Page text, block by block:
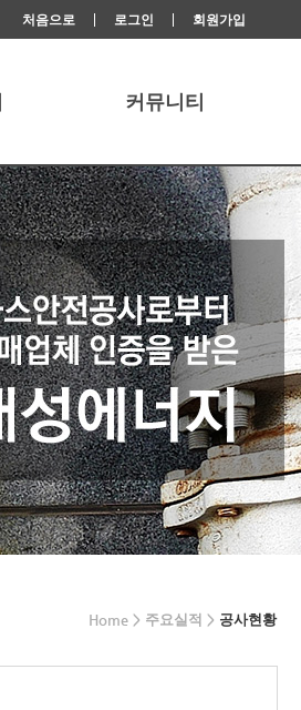
처음으로 로그인 회원가입
커뮤니티
Home > 주요실적 > 공사현황